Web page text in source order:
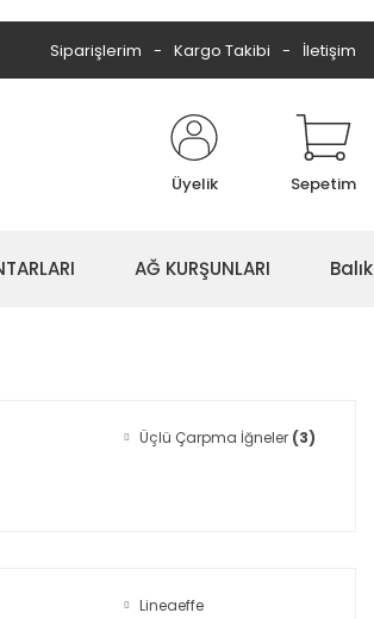
Siparişlerim Kargo Takibi İletişim
Üyelik Sepetim
AĞ KURŞUNLARI
Üçlü Çarpma İğneler (3)
Lineaeffe